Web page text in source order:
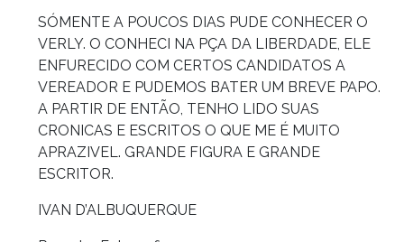
SÓMENTE A POUCOS DIAS PUDE CONHECER O
VERLY. O CONHECI NA PÇA DA LIBERDADE, ELE
ENFURECIDO COM CERTOS CANDIDATOS A
VEREADOR E PUDEMOS BATER UM BREVE PAPO.
A PARTIR DE ENTÃO, TENHO LIDO SUAS
CRONICAS E ESCRITOS O QUE ME É MUITO
APRAZIVEL. GRANDE FIGURA E GRANDE
ESCRITOR.
IVAN D’ALBUQUERQUE